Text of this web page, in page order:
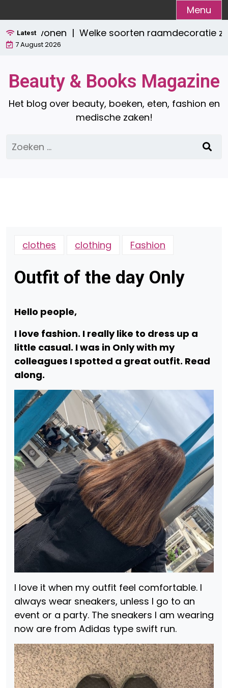
naar
de
inhoud
Menu
Latest
wonen |Welke soorten raamdecoratie zijn er?
7 August 2026
Beauty & Books Magazine
Het blog over beauty, boeken, eten, fashion en
medische zaken!
Zoeken
naar:
clothes clothing Fashion
Outfit of the day Only
Hello people,
I love fashion. I really like to dress up a
little casual. I was in Only with my
colleagues I spotted a great outfit. Read
along.
I love it when my outfit feel comfortable. I
always wear sneakers, unless I go to an
event or a party. The sneakers I am wearing
now are from Adidas type swift run.